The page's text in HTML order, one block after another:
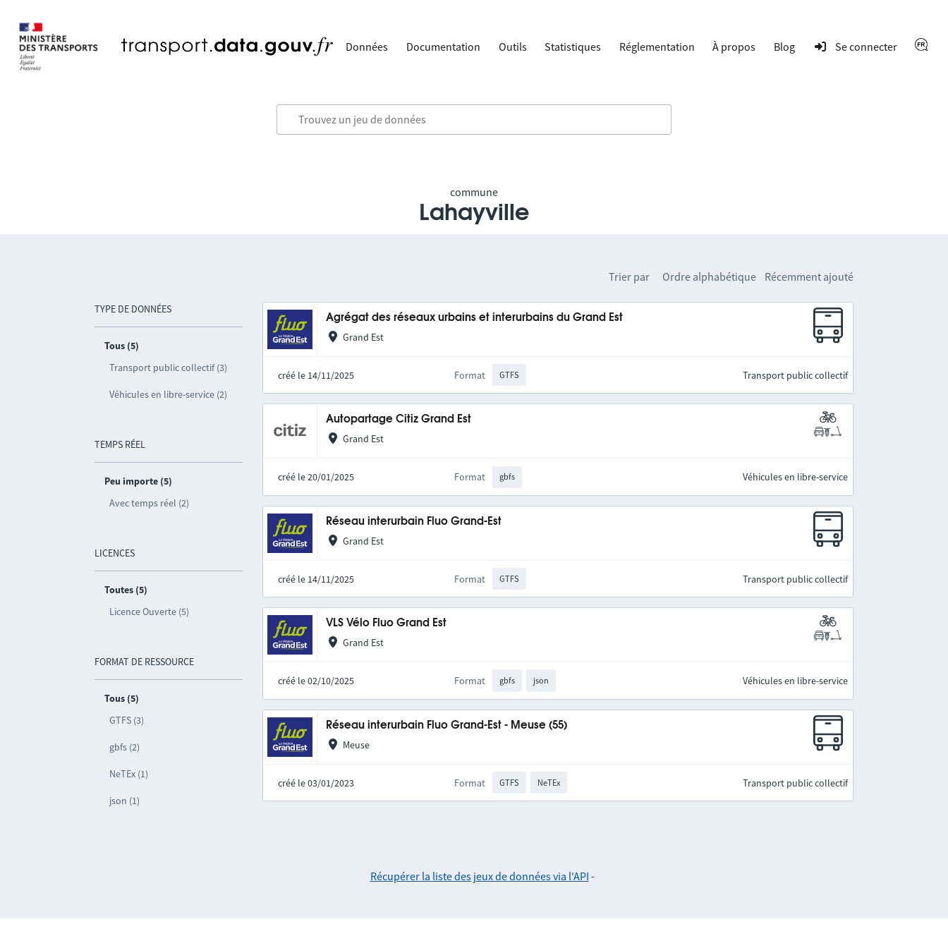
Données Documentation Outils Statistiques Réglementation À propos Blog Se connecter
commune
Lahayville
TYPE DE DONNÉES
Tous (5)
Transport public collectif (3)
Véhicules en libre-service (2)
TEMPS RÉEL
Peu importe (5)
Avec temps réel (2)
LICENCES
Toutes (5)
Licence Ouverte (5)
FORMAT DE RESSOURCE
Tous (5)
GTFS (3)
gbfs (2)
NeTEx (1)
json (1)
Trier par Ordre alphabétique Récemment ajouté
Agrégat des réseaux urbains et interurbains du Grand Est
Grand Est
créé le 14/11/2025 Format GTFS Transport public collectif
Autopartage Citiz Grand Est
Grand Est
créé le 20/01/2025 Format gbfs Véhicules en libre-service
Réseau interurbain Fluo Grand-Est
Grand Est
créé le 14/11/2025 Format GTFS Transport public collectif
VLS Vélo Fluo Grand Est
Grand Est
créé le 02/10/2025 Format gbfs json Véhicules en libre-service
Réseau interurbain Fluo Grand-Est - Meuse (55)
Meuse
créé le 03/01/2023 Format GTFS NeTEx Transport public collectif
Récupérer la liste des jeux de données via l'API -